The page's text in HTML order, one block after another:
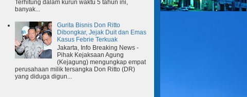
Terhitung dalam kurun waktu 5 tahun ini,
banyak...
Gurita Bisnis Don Ritto
Dibongkar, Jejak Duit dan Emas
Kasus Febrie Terkuak
Jakarta, Info Breaking News -
Pihak Kejaksaan Agung
(Kejagung) mengungkap empat
perusahaan milik tersangka Don Ritto (DR)
yang diduga digun...